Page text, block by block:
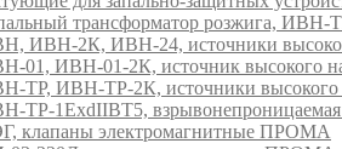
трансформатор розжига,
ИВН-2К, ИВН-24, источники
01, ИВН-01-2К, источник высокого
ТР, ИВН-ТР-2К, источники
ТР-1ExdIIBT5,
клапаны электромагнитные ПРОМА